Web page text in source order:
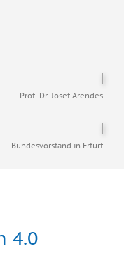
Prof. Dr. Josef Arendes
Bundesvorstand in Erfurt
4.0